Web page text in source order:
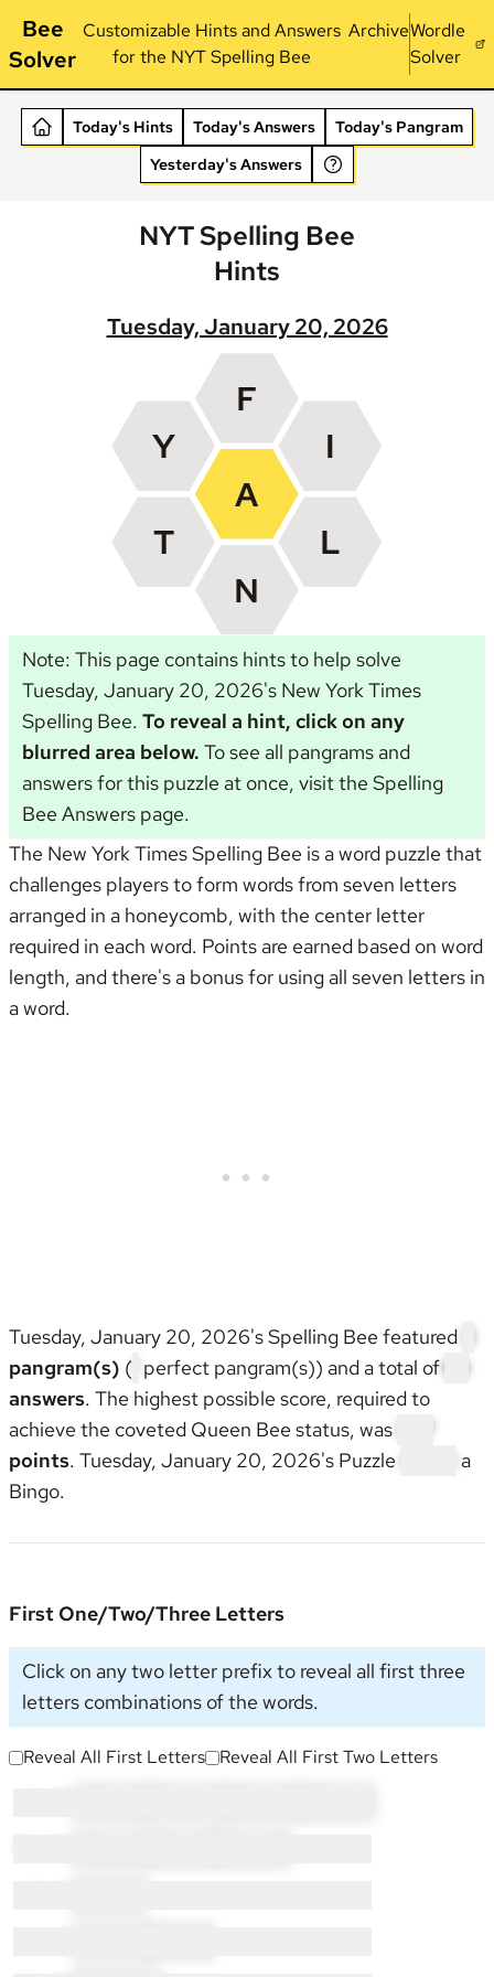
Bee
Solver
Customizable Hints and Answers
for the NYT Spelling Bee
ArchiveWordle
Solver
Today's Hints Today's Answers
Today's Pangram
Yesterday's Answers
NYT Spelling Bee
Hints
Tuesday, January 20, 2026
Note: This page contains hints to help solve
Tuesday, January 20, 2026's New York Times
Spelling Bee. To reveal a hint, click on any
blurred area below. To see all pangrams and
answers for this puzzle at once, visit the Spelling
Bee Answers page.
The New York Times Spelling Bee is a word puzzle that
challenges players to form words from seven letters
arranged in a honeycomb, with the center letter
required in each word. Points are earned based on word
length, and there's a bonus for using all seven letters in
a word.
Tuesday, January 20, 2026's Spelling Bee featured
pangram(s) ( perfect pangram(s)) and a total of
answers. The highest possible score, required to
achieve the coveted Queen Bee status, was
points. Tuesday, January 20, 2026's Puzzle
a
Bingo.
First One/Two/Three Letters
Click on any two letter prefix to reveal all first three
letters combinations of the words.
Reveal All First Letters
Reveal All First Two Letters